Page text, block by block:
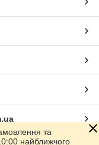
та
найближчого